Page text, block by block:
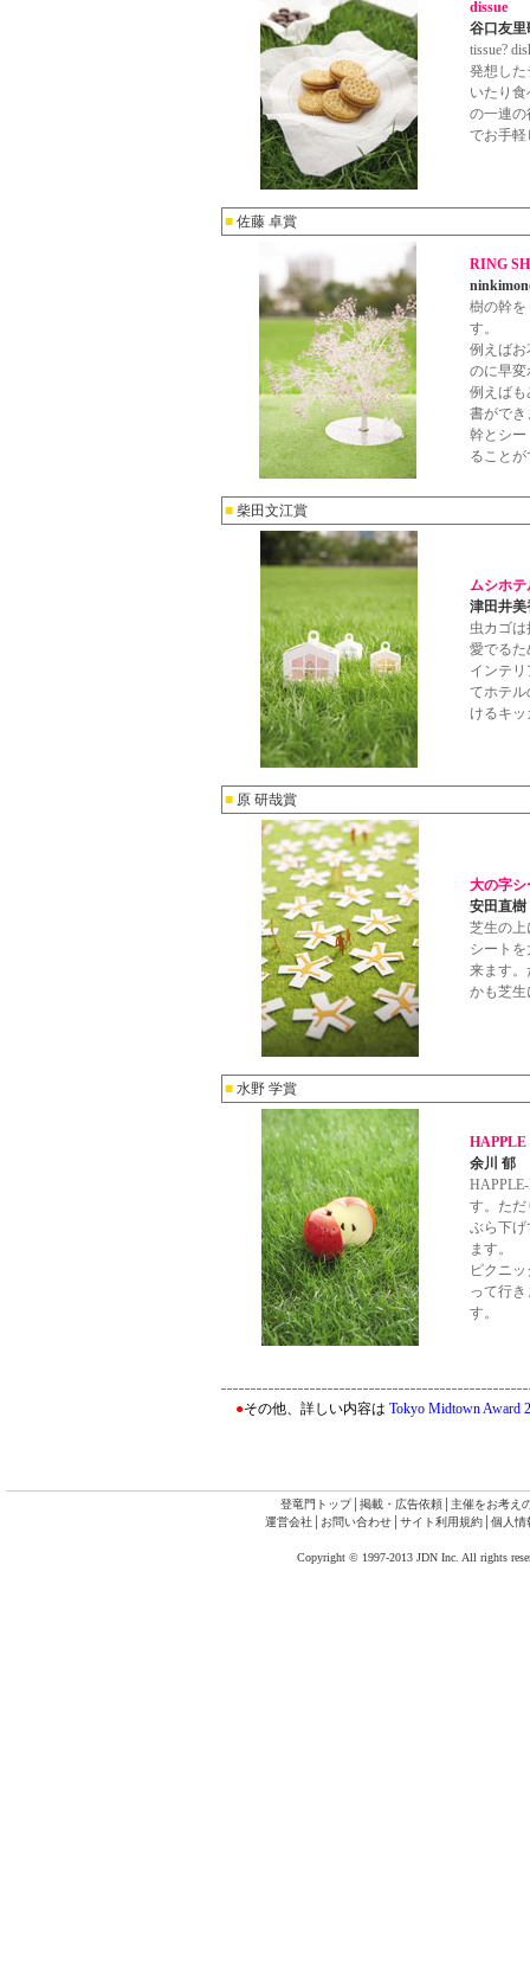
dissue
谷口友里
tissue?
発想した
いたり
の一連の
でお手軽
■ 佐藤 卓賞
RING
樹の幹を
す。
例えばお
のに早変
例えばも
書ができ
幹とシー
ること
■ 柴田文江賞
ムシホテ
津田井美
虫カゴ
愛でるた
インテ
てホテル
けるキ
■ 原 研哉賞
大の字シ
安田直樹
芝生の上
シート
来ます。
かも芝生
■ 水野 学賞
HAPPLE
余川 郁
す。ただ
ぶら下げ
ます。
ピクニ
って行
す。
●その他、詳しい内容は Tokyo Midtown Award
登竜門トップ│ 掲載・広告依頼
主催をお考え
運営会社│ お問い合わせ│ サイト利用規約│ 個人情
Copyright © 1997-2013 JDN Inc. All rights